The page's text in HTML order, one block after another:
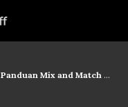
Panduan Mix and Match Outfit Pria Santai tapi Keren | houseofcuff